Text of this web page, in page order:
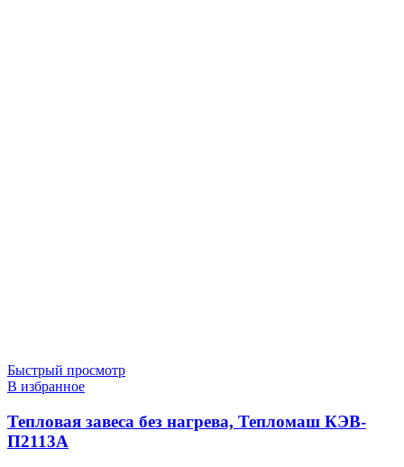
Быстрый просмотр
В избранное
Тепловая завеса без нагрева, Тепломаш КЭВ-
П2113A